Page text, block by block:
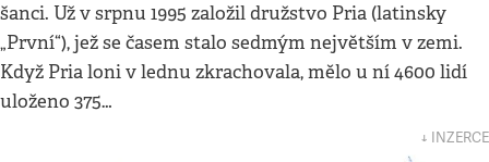
šanci. Už v srpnu 1995 založil družstvo Pria (latinsky
„První“), jež se časem stalo sedmým největším v zemi.
Když Pria loni v lednu zkrachovala, mělo u ní 4600 lidí
uloženo 375…
↓ INZERCE